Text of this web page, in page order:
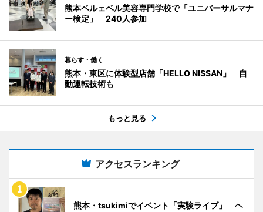
熊本ベルェベル美容専門学校で「ユニバーサルマナ
ー検定」 240人参加
暮らす・働く
熊本・東区に体験型店舗「HELLO NISSAN」 自
動運転技術も
もっと見る
アクセスランキング
熊本・tsukimiでイベント「実験ライブ」 ヘ